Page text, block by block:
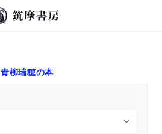
青柳瑞穂の本